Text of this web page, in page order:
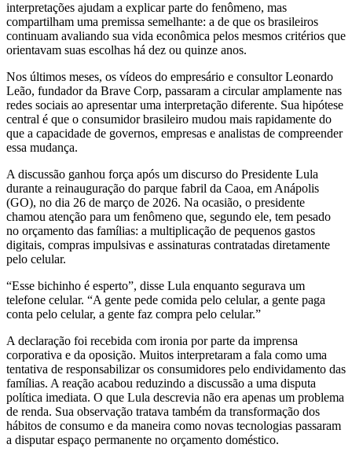
interpretações ajudam a explicar parte do fenômeno, mas
compartilham uma premissa semelhante: a de que os brasileiros
continuam avaliando sua vida econômica pelos mesmos critérios que
orientavam suas escolhas há dez ou quinze anos.
Nos últimos meses, os vídeos do empresário e consultor Leonardo
Leão, fundador da Brave Corp, passaram a circular amplamente nas
redes sociais ao apresentar uma interpretação diferente. Sua hipótese
central é que o consumidor brasileiro mudou mais rapidamente do
que a capacidade de governos, empresas e analistas de compreender
essa mudança.
A discussão ganhou força após um discurso do Presidente Lula
durante a reinauguração do parque fabril da Caoa, em Anápolis
(GO), no dia 26 de março de 2026. Na ocasião, o presidente
chamou atenção para um fenômeno que, segundo ele, tem pesado
no orçamento das famílias: a multiplicação de pequenos gastos
digitais, compras impulsivas e assinaturas contratadas diretamente
pelo celular.
“Esse bichinho é esperto”, disse Lula enquanto segurava um
telefone celular. “A gente pede comida pelo celular, a gente paga
conta pelo celular, a gente faz compra pelo celular.”
A declaração foi recebida com ironia por parte da imprensa
corporativa e da oposição. Muitos interpretaram a fala como uma
tentativa de responsabilizar os consumidores pelo endividamento das
famílias. A reação acabou reduzindo a discussão a uma disputa
política imediata. O que Lula descrevia não era apenas um problema
de renda. Sua observação tratava também da transformação dos
hábitos de consumo e da maneira como novas tecnologias passaram
a disputar espaço permanente no orçamento doméstico.